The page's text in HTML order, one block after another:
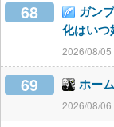
68
ガン
化はい
2026/08/05
69 ホー
2026/08/06